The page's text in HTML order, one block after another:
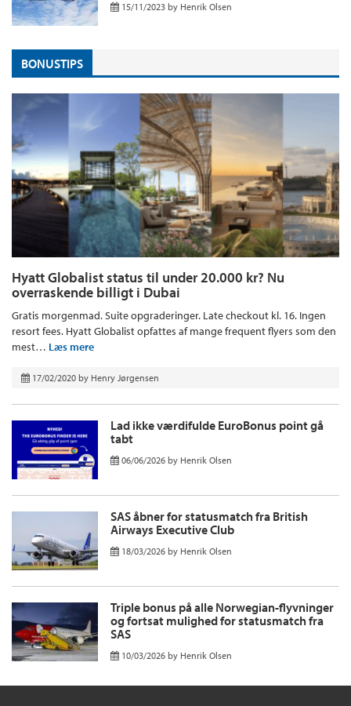
15/11/2023 by Henrik Olsen
BONUSTIPS
Hyatt Globalist status til under 20.000 kr? Nu
overraskende billigt i Dubai
Gratis morgenmad. Suite opgraderinger. Late checkout kl. 16. Ingen
resort fees. Hyatt Globalist opfattes af mange frequent flyers som den
mest… Læs mere
17/02/2020 by Henry Jørgensen
Lad ikke værdifulde EuroBonus point gå
tabt
06/06/2026 by Henrik Olsen
SAS åbner for statusmatch fra British
Airways Executive Club
18/03/2026 by Henrik Olsen
Triple bonus på alle Norwegian-flyvninger
og fortsat mulighed for statusmatch fra
SAS
10/03/2026 by Henrik Olsen